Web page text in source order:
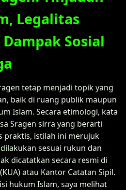
Legalitas
Sosial
tetap menjadi topik yang
baik di ruang publik maupun
Islam. Secara etimologi, kata
Sragen sirra yang berarti
praktis, istilah ini merujuk
sesuai rukun dan
dicatatkan secara resmi di
atau Kantor Catatan Sipil.
hukum Islam, saya melihat